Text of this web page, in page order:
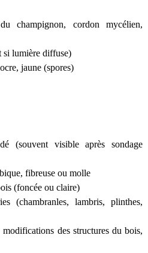
champignon, cordon mycélien,
lumière diffuse)
jaune (spores)
(souvent visible après sondage
fibreuse ou molle
(foncée ou claire)
(chambranles, lambris, plinthes,
des structures du bois,